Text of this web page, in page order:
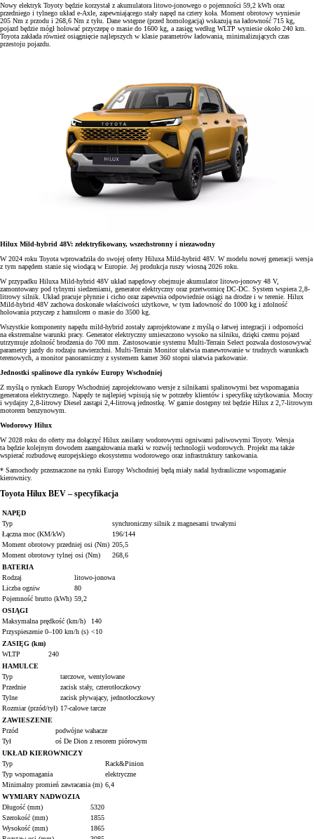
Nowy elektryk Toyoty będzie korzystał z akumulatora litowo-jonowego o pojemności 59,2 kWh oraz
przedniego i tylnego układ e-Axle, zapewniającego stały napęd na cztery koła. Moment obrotowy wyniesie
205 Nm z przodu i 268,6 Nm z tyłu. Dane wstępne (przed homologacją) wskazują na ładowność 715 kg,
pojazd będzie mógł holować przyczepę o masie do 1600 kg, a zasięg według WLTP wyniesie około 240 km.
Toyota zakłada również osiągnięcie najlepszych w klasie parametrów ładowania, minimalizujących czas
przestoju pojazdu.
Hilux Mild-hybrid 48V: zelektryfikowany, wszechstronny i niezawodny
W 2024 roku Toyota wprowadziła do swojej oferty Hiluxa Mild-hybrid 48V. W modelu nowej generacji wersja
z tym napędem stanie się wiodącą w Europie. Jej produkcja ruszy wiosną 2026 roku.
W przypadku Hiluxa Mild-hybrid 48V układ napędowy obejmuje akumulator litowo-jonowy 48 V,
zamontowany pod tylnymi siedzeniami, generator elektryczny oraz przetwornicę DC-DC. System wspiera 2,8-
litrowy silnik. Układ pracuje płynnie i cicho oraz zapewnia odpowiednie osiągi na drodze i w terenie. Hilux
Mild-hybrid 48V zachowa doskonałe właściwości użytkowe, w tym ładowność do 1000 kg i zdolność
holowania przyczep z hamulcem o masie do 3500 kg.
Wszystkie komponenty napędu mild-hybrid zostały zaprojektowane z myślą o łatwej integracji i odporności
na ekstremalne warunki pracy. Generator elektryczny umieszczono wysoko na silniku, dzięki czemu pojazd
utrzymuje zdolność brodzenia do 700 mm.
Zastosowanie systemu Multi-Terrain Select pozwala dostosowywać
parametry jazdy do rodzaju nawierzchni. Multi-Terrain Monitor ułatwia manewrowanie w trudnych warunkach
terenowych, a monitor panoramiczny z systemem kamer 360 stopni ułatwia parkowanie.
Jednostki spalinowe dla rynków Europy Wschodniej
Z myślą o rynkach Europy Wschodniej zaprojektowano wersje z silnikami spalinowymi bez wspomagania
generatora elektrycznego. Napędy te najlepiej wpisują się w potrzeby klientów i specyfikę użytkowania. Mocny
i wydajny 2,8-litrowy Diesel zastąpi 2,4-litrową jednostkę. W gamie dostępny też będzie Hilux z 2,7-litrowym
motorem benzynowym.
Wodorowy Hilux
W 2028 roku do oferty ma dołączyć Hilux zasilany wodorowymi ogniwami paliwowymi Toyoty. Wersja
ta będzie kolejnym dowodem zaangażowania marki w rozwój technologii wodorowych. Projekt ma także
wspierać rozbudowę europejskiego ekosystemu wodorowego oraz infrastruktury tankowania.
* Samochody przeznaczone na rynki Europy Wschodniej będą miały nadal hydrauliczne wspomaganie
kierownicy.
Toyota Hilux BEV – specyfikacja
NAPĘD
Typ
synchroniczny silnik z magnesami trwałymi
Łączna moc (KM/kW)
196/144
Moment obrotowy przedniej osi (Nm) 205,5
Moment obrotowy tylnej osi (Nm)
268,6
BATERIA
Rodzaj
litowo-jonowa
Liczba ogniw
80
Pojemność brutto (kWh) 59,2
OSIĄGI
Maksymalna prędkość (km/h)
140
Przyspieszenie 0–100 km/h (s) <10
ZASIĘG (km)
WLTP
240
HAMULCE
Typ
tarczowe, wentylowane
Przednie
zacisk stały, czterotłoczkowy
Tylne
zacisk pływający, jednotłoczkowy
Rozmiar (przód/tył) 17-calowe tarcze
ZAWIESZENIE
Przód
podwójne wahacze
Tył
oś De Dion z resorem piórowym
UKŁAD KIEROWNICZY
Typ
Rack&Pinion
Typ wspomagania
elektryczne
Minimalny promień zawracania (m) 6,4
WYMIARY NADWOZIA
Długość (mm)
5320
Szerokość (mm)
1855
Wysokość (mm)
1865